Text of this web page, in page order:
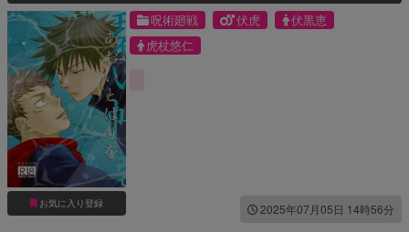
お気に入り登録
呪術廻戦 伏虎
伏黒恵
虎杖悠仁
2025年07月05日 14時56分